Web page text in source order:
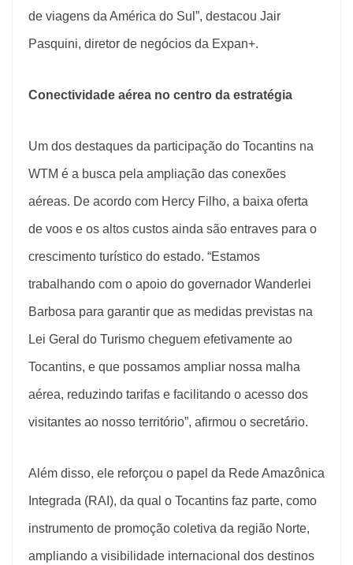
de viagens da América do Sul”, destacou Jair
Pasquini, diretor de negócios da Expan+.
Conectividade aérea no centro da estratégia
Um dos destaques da participação do Tocantins na
WTM é a busca pela ampliação das conexões
aéreas. De acordo com Hercy Filho, a baixa oferta
de voos e os altos custos ainda são entraves para o
crescimento turístico do estado. “Estamos
trabalhando com o apoio do governador Wanderlei
Barbosa para garantir que as medidas previstas na
Lei Geral do Turismo cheguem efetivamente ao
Tocantins, e que possamos ampliar nossa malha
aérea, reduzindo tarifas e facilitando o acesso dos
visitantes ao nosso território”, afirmou o secretário.
Além disso, ele reforçou o papel da Rede Amazônica
Integrada (RAI), da qual o Tocantins faz parte, como
instrumento de promoção coletiva da região Norte,
ampliando a visibilidade internacional dos destinos